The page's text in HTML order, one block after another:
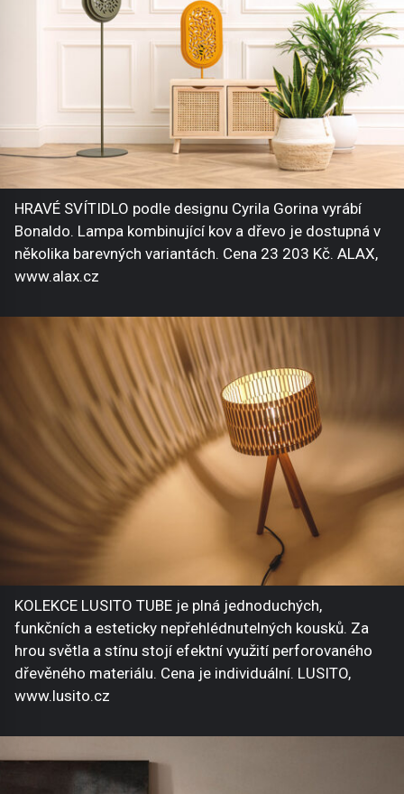
HRAVÉ SVÍTIDLO podle designu Cyrila Gorina vyrábí
Bonaldo. Lampa kombinující kov a dřevo je dostupná v
několika barevných variantách. Cena 23 203 Kč. ALAX,
www.alax.cz
KOLEKCE LUSITO TUBE je plná jednoduchých,
funkčních a esteticky nepřehlédnutelných kousků. Za
hrou světla a stínu stojí efektní využití perforovaného
dřevěného materiálu. Cena je individuální. LUSITO,
www.lusito.cz